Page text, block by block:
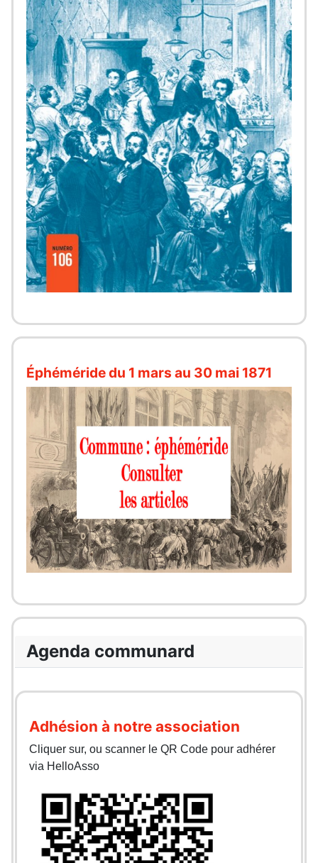
Éphéméride du 1 mars au 30 mai 1871
Agenda communard
Adhésion à notre association
Cliquer sur, ou scanner le QR Code pour adhérer
via HelloAsso